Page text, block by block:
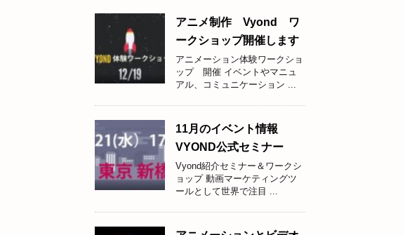
アニメ制作 Vyond ワ
ークショップ開催します
アニメーション体験ワークショ
ップ 開催 イベントやマニュ
アル、コミュニケーション ...
11月のイベント情報
VYOND公式セミナー
Vyond紹介セミナー＆ワークシ
ョップ 動画マーケティングツ
ールとして世界で注目 ...